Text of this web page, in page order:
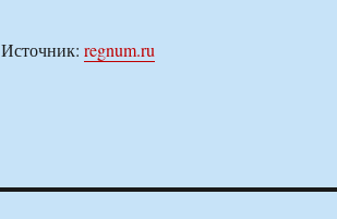
Источник: regnum.ru